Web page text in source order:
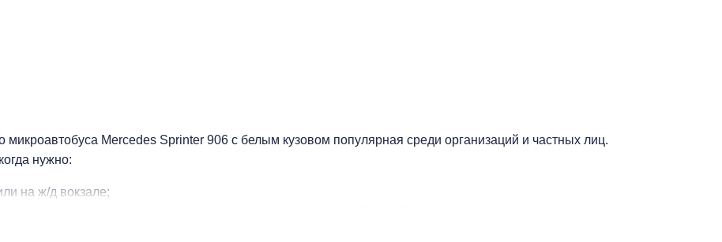
Mercedes Sprinter 906 с белым кузовом популярная среди организаций и частных лиц.
нужно:
на ж/д вокзале;